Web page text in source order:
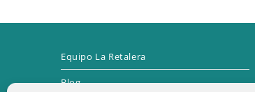
Equipo La Retalera
Blog